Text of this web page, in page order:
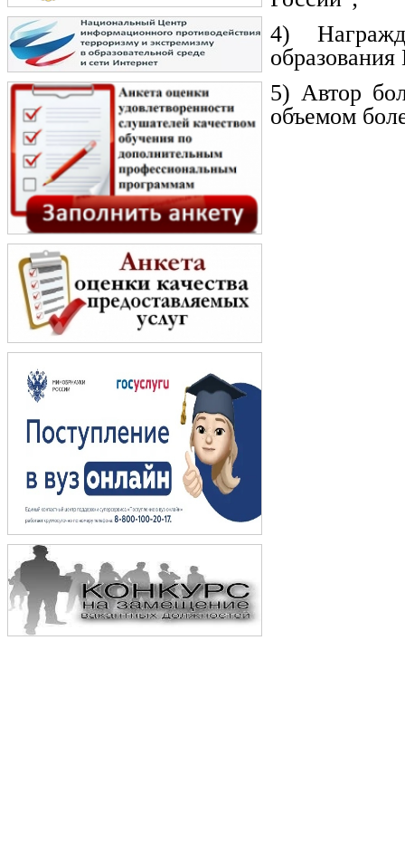
4)
образования
5) Автор
объемом